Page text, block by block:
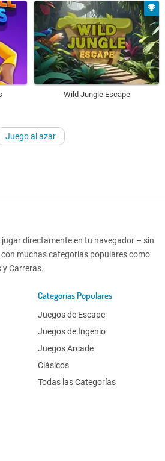
Wild Jungle Escape
Juego al azar
directamente en tu navegador – sin
muchas categorías populares como
y Carreras.
Categorías Populares
Juegos de Escape
Juegos de Ingenio
Juegos Arcade
Clásicos
Todas las Categorías